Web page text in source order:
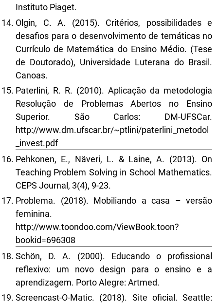
Instituto Piaget.
Olgin, C. A. (2015). Critérios, possibilidades e
desafios para o desenvolvimento de temáticas no
Currículo de Matemática do Ensino Médio. (Tese
de Doutorado), Universidade Luterana do Brasil.
Canoas.
Paterlini, R. R. (2010). Aplicação da metodologia
Resolução de Problemas Abertos no Ensino
Superior. São Carlos: DM-UFSCar.
http://www.dm.ufscar.br/~ptlini/paterlini_metodol
_invest.pdf
Pehkonen, E., Näveri, L. & Laine, A. (2013). On
Teaching Problem Solving in School Mathematics.
CEPS Journal, 3(4), 9-23.
Problema. (2018). Mobiliando a casa – versão
feminina.
http://www.toondoo.com/ViewBook.toon?
bookid=696308
Schön, D. A. (2000). Educando o profissional
reflexivo: um novo design para o ensino e a
aprendizagem. Porto Alegre: Artmed.
Screencast-O-Matic. (2018). Site oficial. Seattle: